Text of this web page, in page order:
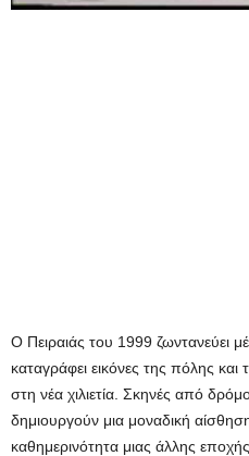
Ο Πειραιάς του 1999 ζωντανεύει
καταγράφει εικόνες της πόλης και
στη νέα χιλιετία. Σκηνές από
δημιουργούν μια μοναδική
καθημερινότητα μιας άλλης